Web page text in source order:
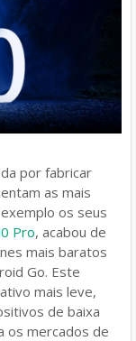
por fabricar
as mais
os seus
Pro, acabou de
mais baratos
Go. Este
mais leve,
de baixa
os mercados de